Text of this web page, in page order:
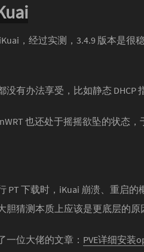
，经过实测，3.4.9 版本是很
有办法享受，比如静态 DHCP
也还处于摇摇欲坠的状态，
PT 下载时，iKuai 崩溃、重启
猜测本质上应该是更底层的原
一位大佬的文章： PVE详细安装